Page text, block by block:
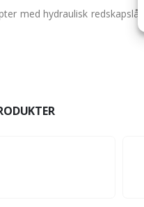
med hydraulisk